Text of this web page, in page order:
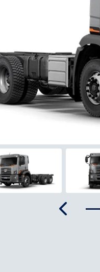
Anterior